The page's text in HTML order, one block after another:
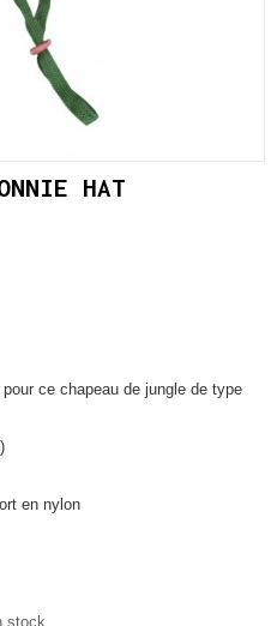
HAT
ce chapeau de jungle de type
en nylon
stock